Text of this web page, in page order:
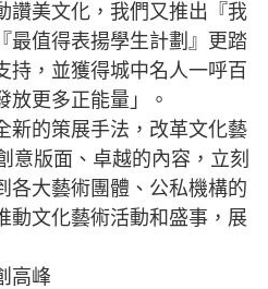
讚美文化，我們又推出『我
最值得表揚學生計劃』更踏
持，並獲得城中名人一呼百
放更多正能量」。
的策展手法，改革文化藝
意版面、卓越的內容，立刻
各大藝術團體、公私機構的
動文化藝術活動和盛事，展
高峰